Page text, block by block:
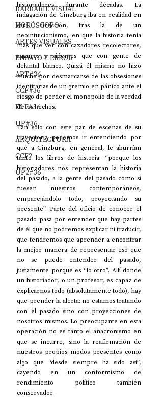
BARBARIE VISUAL
HORÓSCOPO
ARTES VISUALES
ENSAYO Y ERROR
ART#36
CCF#36
E&E#36
UP#36
ARQUITECTURA
CCF2
UP2#36
historiadores durante décadas. La
indagación de Ginzburg iba en realidad en
otra dirección, tras la de un
neointuicionismo, en que la historia tenía
más que ver con cazadores recolectores,
augures y videntes que con gente de
delantal blanco. Quizá él mismo no hizo
mucho por desmarcarse de las obsesiones
identitarias de un gremio en pánico ante el
riesgo de perder el monopolio de la verdad
de los hechos.
Tan solo con este par de escenas de su
trayectoria podemos ir entendiendo por
qué a Ginzburg, en general, le aburrían
tanto los libros de historia: “porque los
historiadores nos representan la historia
del pasado, a la gente del pasado como si
fuesen nuestros contemporáneos,
emparejándolo todo, proyectando su
presente”. Parte del oficio de conocer el
pasado pasa por entender que hay partes
de él que no podremos explicar ni traducir,
que tendremos que aprender a encontrar
la mejor manera de representar eso que
no se puede entender del pasado,
justamente porque es “lo otro”. Allí donde
un historiador, o un profesor, es capaz de
explicarnos todo (absolutamente todo), hay
que prender la alerta: no estamos tratando
con el pasado sino con proyecciones de
nosotros mismos. Lo preocupante en esta
operación no es tanto el anacronismo en
que se incurre, sino la reafirmación de
nuestros propios modos presentes como
algo que “desde siempre ha sido así”,
cayendo en un conformismo de
rendimiento político también
conservador.